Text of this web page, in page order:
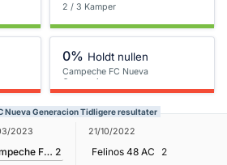
2 / 3 Kamper
0% Holdt nullen
Campeche FC Nueva
Generacion
Nueva Generacion Tidligere resultater
2023
Campeche FC Nueva Generacion 2
21/10/2022
Felinos 48 AC
2